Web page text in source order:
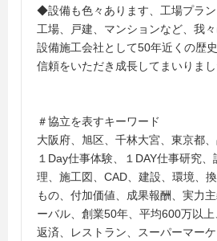
◆設備も色々あります、工場プラ
工場、戸建、マンションなど、我
設備施工会社として50年近くの歴
信頼をいただき成長してまいりまし
＃協立を表すキーワード
大阪府、旭区、千林大宮、東京都、
１Day仕事体験、１DAY仕事研究
理、施工図、CAD、建設、環境、
もの、付加価値、成果報酬、実力
ーバル、創業50年、平均600万以
返済、レストラン、スーパーマー